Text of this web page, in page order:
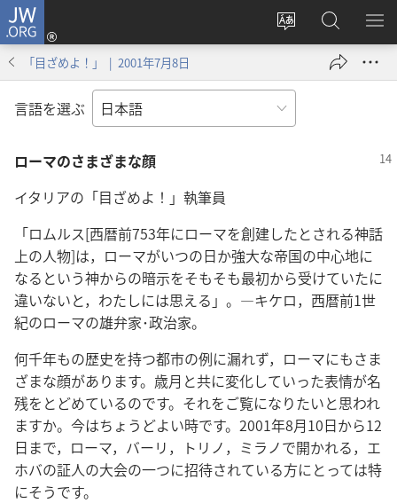
JW.ORG
サ
ト
の
言
る
ロ
グ
ン
し
開
く）
JW.ORG
の
検
メ
を
「目ざめよ！」 | 2001年7月8日
言語を選ぶ
ローマのさまざまな顔
イタリアの「目ざめよ！」執筆員
「ロムルス[西暦前753年にローマを創建したとされる神話
上の人物]は，ローマがいつの日か強大な帝国の中心地に
なるという神からの暗示をそもそも最初から受けていたに
違いないと，わたしには思える」。―キケロ，西暦前1世
紀のローマの雄弁家･政治家。
何千年もの歴史を持つ都市の例に漏れず，ローマにもさま
ざまな顔があります。歳月と共に変化していった表情が名
残をとどめているのです。それをご覧になりたいと思われ
ますか。今はちょうどよい時です。2001年8月10日から12
日まで，ローマ，バーリ，トリノ，ミラノで開かれる，エ
ホバの証人の大会の一つに招待されている方にとっては特
にそうです。